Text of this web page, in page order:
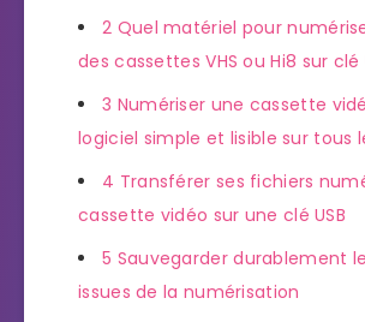
2 Quel matériel pour
des cassettes VHS ou Hi8 sur clé
3 Numériser une cassette
logiciel simple et lisible sur tous
4 Transférer ses fichiers
cassette vidéo sur une clé USB
5 Sauvegarder durablement
issues de la numérisation